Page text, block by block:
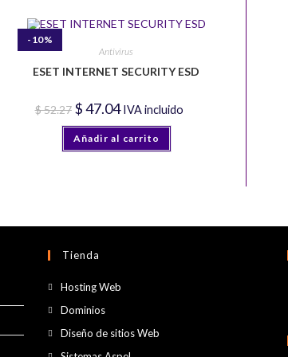
-10%
Antivirus
ESET INTERNET SECURITY ESD
$52.27 El
precio
original
era:
$ 52.27.
$47.04El
precio
actual
es:
$ 47.04.
IVA incluido
Añadir al carrito
Tienda
Hosting Web
DominiosSe
abre
Diseño de sitios Web